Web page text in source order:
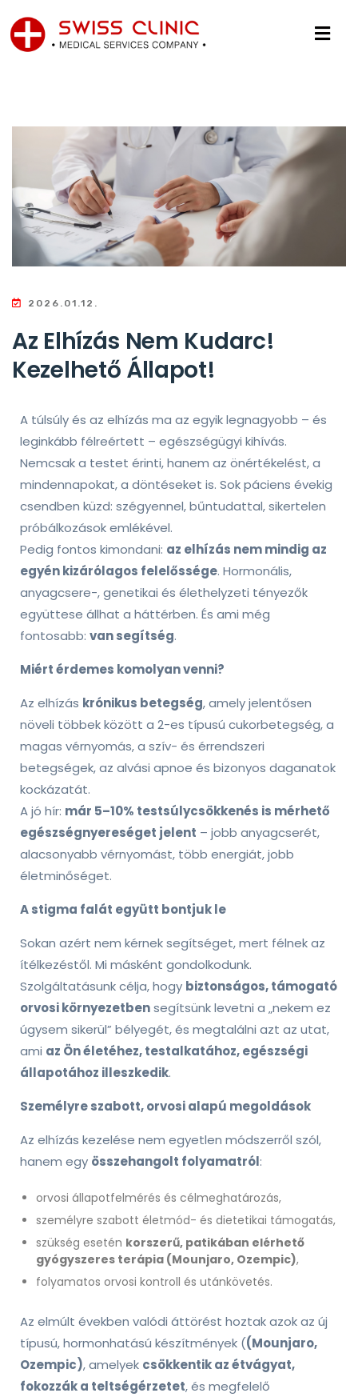
2026.01.12.
Az Elhízás Nem Kudarc!
Kezelhető Állapot!
A túlsúly és az elhízás ma az egyik legnagyobb – és
leginkább félreértett – egészségügyi kihívás.
Nemcsak a testet érinti, hanem az önértékelést, a
mindennapokat, a döntéseket is. Sok páciens évekig
csendben küzd: szégyennel, bűntudattal, sikertelen
próbálkozások emlékével.
Pedig fontos kimondani: az elhízás nem mindig az
egyén kizárólagos felelőssége. Hormonális,
anyagcsere-, genetikai és élethelyzeti tényezők
együttese állhat a háttérben. És ami még
fontosabb: van segítség.
Miért érdemes komolyan venni?
Az elhízás krónikus betegség, amely jelentősen
növeli többek között a 2-es típusú cukorbetegség, a
magas vérnyomás, a szív- és érrendszeri
betegségek, az alvási apnoe és bizonyos daganatok
kockázatát.
A jó hír: már 5–10% testsúlycsökkenés is mérhető
egészségnyereséget jelent – jobb anyagcserét,
alacsonyabb vérnyomást, több energiát, jobb
életminőséget.
A stigma falát együtt bontjuk le
Sokan azért nem kérnek segítséget, mert félnek az
ítélkezéstől. Mi másként gondolkodunk.
Szolgáltatásunk célja, hogy biztonságos, támogató
orvosi környezetbensegítsünk levetni a „nekem ez
úgysem sikerül” bélyegét, és megtalálni azt az utat,
ami az Ön életéhez, testalkatához, egészségi
állapotához illeszkedik.
Személyre szabott, orvosi alapú megoldások
Az elhízás kezelése nem egyetlen módszerről szól,
hanem egy összehangolt folyamatról:
orvosi állapotfelmérés és célmeghatározás,
személyre szabott életmód- és dietetikai támogatás,
szükség esetén korszerű, patikában elérhető
gyógyszeres terápia (Mounjaro, Ozempic),
folyamatos orvosi kontroll és utánkövetés.
Az elmúlt években valódi áttörést hoztak azok az új
típusú, hormonhatású készítmények ((Mounjaro,
Ozempic), amelyek csökkentik az étvágyat,
fokozzák a teltségérzetet, és megfelelő